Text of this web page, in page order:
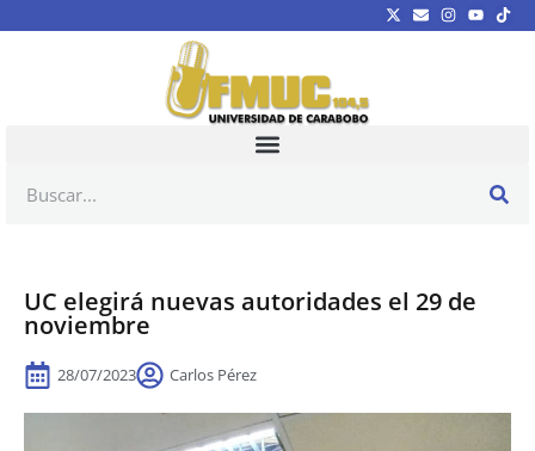
UC elegirá nuevas autoridades el 29 de
noviembre
28/07/2023 Carlos Pérez